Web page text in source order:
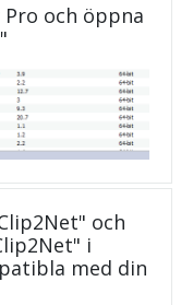
och öppna
och
i
med din